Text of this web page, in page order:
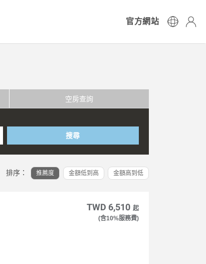
官方網站
空房查詢
搜尋
排序： 推薦度 金額低到高 金額高到低
TWD 6,510 起
(含10%服務費)